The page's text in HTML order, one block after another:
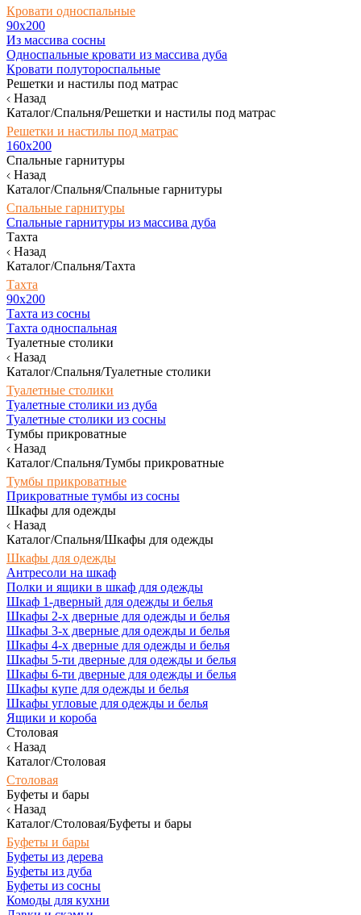
Кровати односпальные
90х200
Из массива сосны
Односпальные кровати из массива дуба
Кровати полутороспальные
Решетки и настилы под матрас
Назад
Каталог/Спальня/Решетки и настилы под матрас
Решетки и настилы под матрас
160х200
Спальные гарнитуры
Назад
Каталог/Спальня/Спальные гарнитуры
Спальные гарнитуры
Спальные гарнитуры из массива дуба
Тахта
Назад
Каталог/Спальня/Тахта
Тахта
90х200
Тахта из сосны
Тахта односпальная
Туалетные столики
Назад
Каталог/Спальня/Туалетные столики
Туалетные столики
Туалетные столики из дуба
Туалетные столики из сосны
Тумбы прикроватные
Назад
Каталог/Спальня/Тумбы прикроватные
Тумбы прикроватные
Прикроватные тумбы из сосны
Шкафы для одежды
Назад
Каталог/Спальня/Шкафы для одежды
Шкафы для одежды
Антресоли на шкаф
Полки и ящики в шкаф для одежды
Шкаф 1-дверный для одежды и белья
Шкафы 2-х дверные для одежды и белья
Шкафы 3-х дверные для одежды и белья
Шкафы 4-х дверные для одежды и белья
Шкафы 5-ти дверные для одежды и белья
Шкафы 6-ти дверные для одежды и белья
Шкафы купе для одежды и белья
Шкафы угловые для одежды и белья
Ящики и короба
Столовая
Назад
Каталог/Столовая
Столовая
Буфеты и бары
Назад
Каталог/Столовая/Буфеты и бары
Буфеты и бары
Буфеты из дерева
Буфеты из дуба
Буфеты из сосны
Комоды для кухни